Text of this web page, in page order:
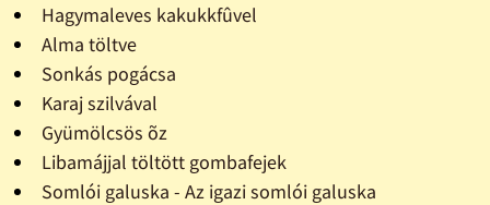
Hagymaleves kakukkfûvel
Alma töltve
Sonkás pogácsa
Karaj szilvával
Gyümölcsös õz
Libamájjal töltött gombafejek
Somlói galuska - Az igazi somlói galuska